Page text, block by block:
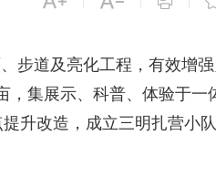
步道及亮化工程，有效增
，集展示、科普、体验于一
升改造，成立三明扎营小